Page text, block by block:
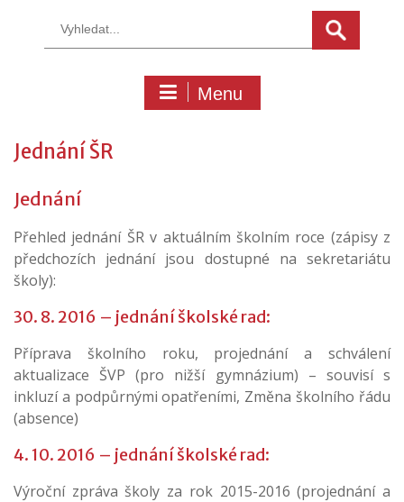
Menu
Jednání ŠR
Jednání
Přehled jednání ŠR v aktuálním školním roce (zápisy z
předchozích jednání jsou dostupné na sekretariátu
školy):
30. 8. 2016 – jednání školské rad:
Příprava školního roku, projednání a schválení
aktualizace ŠVP (pro nižší gymnázium) – souvisí s
inkluzí a podpůrnými opatřeními, Změna školního řádu
(absence)
4. 10. 2016 – jednání školské rad:
Výroční zpráva školy za rok 2015-2016 (projednání a